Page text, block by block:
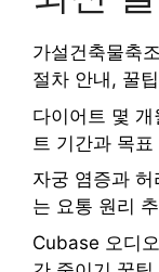
가설건축물축
절차 안내, 꿀
다이어트 몇
트 기간과 목
자궁 염증과
는 요통 원리
Cubase 오디